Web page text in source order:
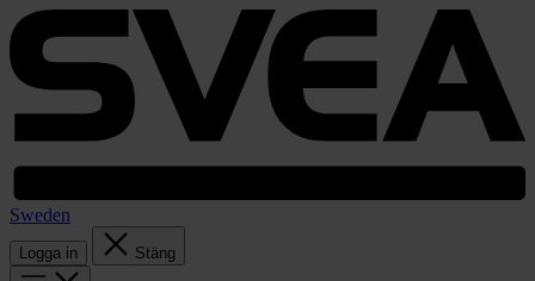
Sweden
Logga in Stäng